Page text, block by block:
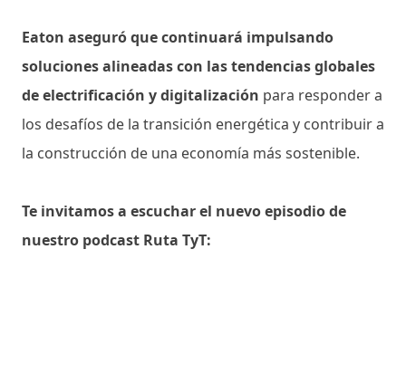
Eaton aseguró que continuará impulsando
soluciones alineadas con las tendencias globales
de electrificación y digitalización para responder a
los desafíos de la transición energética y contribuir a
la construcción de una economía más sostenible.
Te invitamos a escuchar el nuevo episodio de
nuestro podcast Ruta TyT: